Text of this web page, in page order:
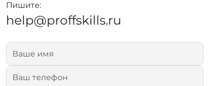
Пишите:
help@proffskills.ru